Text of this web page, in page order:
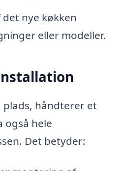
nye køkken
eller modeller.
plads, håndterer et
også hele
Det betyder: